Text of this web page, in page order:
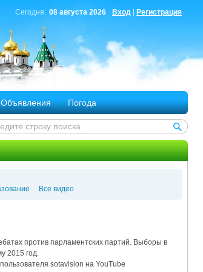
Вход Регистрация
Сегодня: 08 августа 2026
Объявления Погода
Все видео
против парламентских партий. Выборы в
2015 год.
sotavision на YouTube